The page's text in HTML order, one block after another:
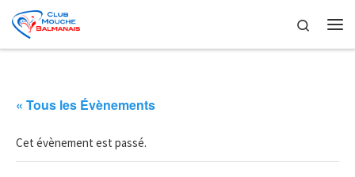
Skip to content
Search
« Tous les Évènements
Cet évènement est passé.